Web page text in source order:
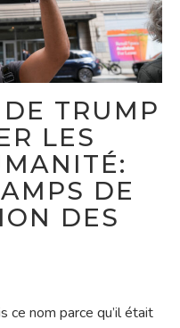
TRUMP
LES
DE
DES
ce nom parce qu’il était